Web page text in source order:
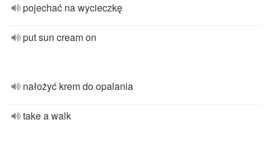
pojechać na wycieczkę
put sun cream on
nałożyć krem do opalania
take a walk